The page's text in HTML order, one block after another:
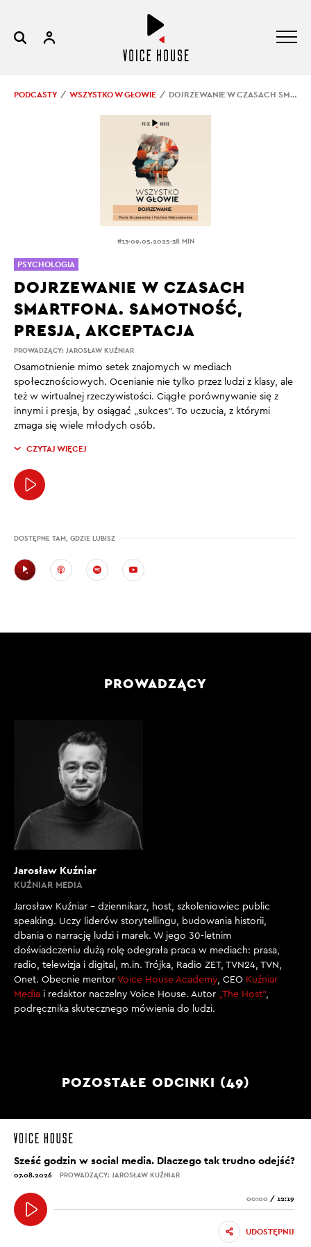
PODCASTY WSZYSTKO W GŁOWIE DOJRZEWANIE W CZASACH SMARTFONA. SAMOTNOŚĆ, PRESJA, AKCEPTACJA
#13.09.05.2025.38 MIN
PROWADZĄCY: JAROSŁAW KUŹNIAR
DOJRZEWANIE W CZASACH
SMARTFONA. SAMOTNOŚĆ,
PRESJA, AKCEPTACJA
Osamotnienie mimo setek znajomych w mediach
społecznościowych. Ocenianie nie tylko przez ludzi z klasy, ale
też w wirtualnej rzeczywistości. Ciągłe porównywanie się z
innymi i presja, by osiągać „sukces”. To uczucia, z którymi
zmaga się wiele młodych osób.
CZYTAJ WIĘCEJ
DOSTĘPNE TAM, GDZIE LUBISZ
PSYCHOLOGIA
PROWADZĄCY
Jarosław Kuźniar
KUŹNIAR MEDIA
Jarosław Kuźniar – dziennikarz, host, szkoleniowiec public
speaking. Uczy liderów storytellingu, budowania historii,
dbania o narrację ludzi i marek. W jego 30-letnim
doświadczeniu dużą rolę odegrała praca w mediach: prasa,
radio, telewizja i digital, m.in. Trójka, Radio ZET, TVN24, TVN,
Onet. Obecnie mentor Voice House Academy, CEO Kuźniar
Media i redaktor naczelny Voice House. Autor „The Host”,
podręcznika skutecznego mówienia do ludzi.
POZOSTAŁE ODCINKI (49)
Sześć godzin w social media. Dlaczego tak trudno odejść?
07.08.2026 PROWADZĄCY: JAROSŁAW KUŹNIAR
00:00 / 12:19
UDOSTĘPNIJ